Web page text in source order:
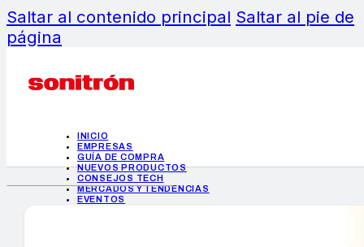
Saltar al contenido principal Saltar al pie de
página
INICIO
EMPRESAS
GUÍA DE COMPRA
NUEVOS PRODUCTOS
CONSEJOS TECH
MERCADOS Y TENDENCIAS
EVENTOS